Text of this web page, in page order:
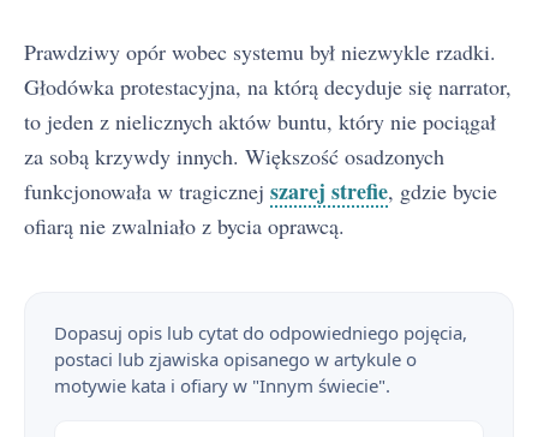
Prawdziwy opór wobec systemu był niezwykle rzadki.
Głodówka protestacyjna, na którą decyduje się narrator,
to jeden z nielicznych aktów buntu, który nie pociągał
za sobą krzywdy innych. Większość osadzonych
funkcjonowała w tragicznej szarej strefie, gdzie bycie
ofiarą nie zwalniało z bycia oprawcą.
Dopasuj opis lub cytat do odpowiedniego pojęcia,
postaci lub zjawiska opisanego w artykule o
motywie kata i ofiary w "Innym świecie".